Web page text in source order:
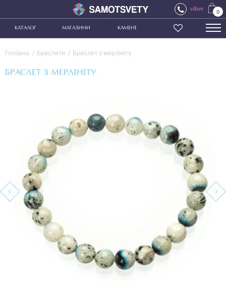
viber 0
КАТАЛОГ МАГАЗИНИ КАМЕНІ
Головна Браслети Браслет з мерлініту
БРАСЛЕТ З МЕРЛІНІТУ